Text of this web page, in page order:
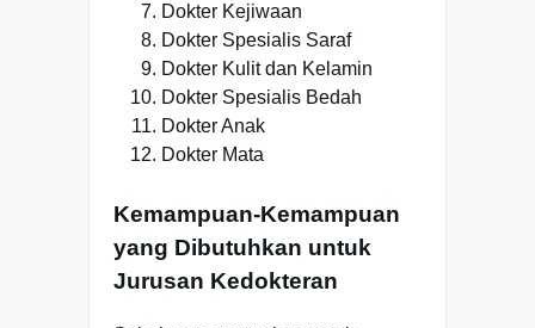
Dokter Kejiwaan
Dokter Spesialis Saraf
Dokter Kulit dan Kelamin
Dokter Spesialis Bedah
Dokter Anak
Dokter Mata
Kemampuan-Kemampuan
yang Dibutuhkan untuk
Jurusan Kedokteran